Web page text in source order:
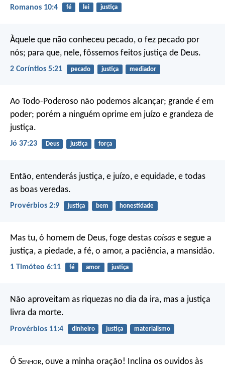
Romanos 10:4 fé lei justiça
Àquele que não conheceu pecado, o fez pecado por
nós; para que, nele, fôssemos feitos justiça de Deus.
2 Coríntios 5:21 pecado justiça mediador
Ao Todo-Poderoso não podemos alcançar; grande é em
poder; porém a ninguém oprime em juízo e grandeza de
justiça.
Jó 37:23 Deus justiça força
Então, entenderás justiça, e juízo, e equidade, e todas
as boas veredas.
Provérbios 2:9 justiça bem honestidade
Mas tu, ó homem de Deus, foge destas coisas e segue a
justiça, a piedade, a fé, o amor, a paciência, a mansidão.
1 Timóteo 6:11 fé amor justiça
Não aproveitam as riquezas no dia da ira, mas a justiça
livra da morte.
Provérbios 11:4 dinheiro justiça materialismo
Ó Senhor, ouve a minha oração!
Inclina os ouvidos às